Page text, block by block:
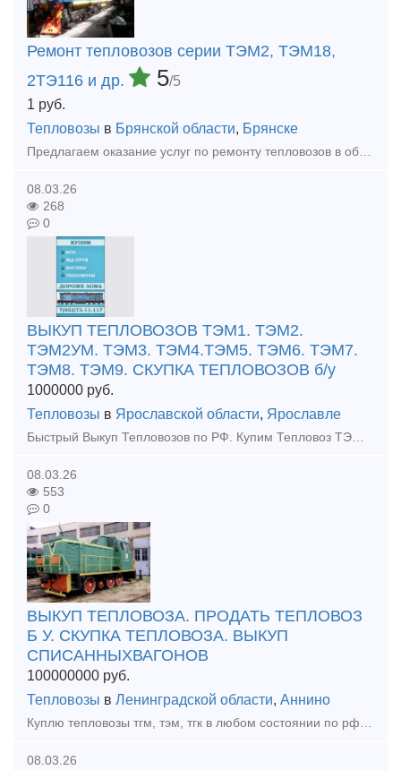
Ремонт тепловозов серии ТЭМ2, ТЭМ18,
2ТЭ116 и др.
5/5
1 руб.
Тепловозы в Брянской области, Брянске
Предлагаем оказание услуг по ремонту тепловозов в объеме ТР-3, СР и КР (текущий ремонт, средний и капитальный ремонт). Осуществляем ремонт тепловозов серии: - ТЭМ2 (ТЭМ2У, ТЭМ2УМ); - ТЭМ18 (ТЭМ18Д,
08.03.26
268
0
ВЫКУП ТЕПЛОВОЗОВ ТЭМ1. ТЭМ2.
ТЭМ2УМ. ТЭМ3. ТЭМ4.ТЭМ5. ТЭМ6. ТЭМ7.
ТЭМ8. ТЭМ9. СКУПКА ТЕПЛОВОЗОВ б/у
1000000 руб.
Тепловозы в Ярославской области, Ярославле
Быстрый Выкуп Тепловозов по РФ. Купим Тепловоз ТЭМ. Выкуп Тепловоза ТГМ. Скупка тепловозов ТГК. Купим тепловозы б/у любых марок, в любом состоянии. Расчёт любым удобным для вас способом. Работаем по в
08.03.26
553
0
ВЫКУП ТЕПЛОВОЗА. ПРОДАТЬ ТЕПЛОВОЗ
Б У. СКУПКА ТЕПЛОВОЗА. ВЫКУП
СПИСАННЫХВАГОНОВ
100000000 руб.
Тепловозы в Ленинградской области, Аннино
Куплю тепловозы тгм, тэм, тгк в любом состоянии по рф Расчет любым удобным для вас способом. 89527311117 вотсап телеграмм.
08.03.26